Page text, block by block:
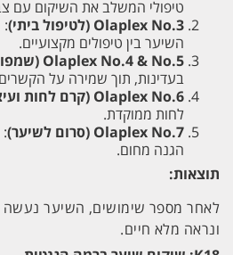
טיפולי המשלב את השיקום עם
Olaplex No.3 (לטיפול ביתי)
:
השיער בין טיפולים מקצועיים.
Olaplex No.4 & No.5 (שמפו ומרכך)
בעדינות, תוך שמירה על
Olaplex No.6 (קרם לחות ועיצוב)
לחות ממוקדת.
Olaplex No.7 (סרום לשיער)
הגנה מחום.
תוצאות:
לאחר מספר שימושים, השיער נעשה
ונראה מלא חיים.